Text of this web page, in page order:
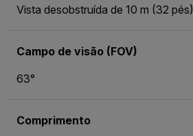
Vista desobstruída de 10 m (32 pés)
Campo de visão (FOV)
63°
Comprimento